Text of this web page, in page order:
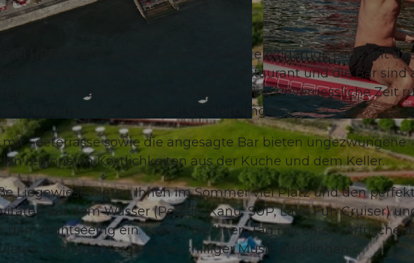
© swisshotel
HERMITAGE Lake Lucerne hat eine einzigartige Lage mit
Alle Zimmer, das Restaurant und die Bar sind
ausgerichtet, so dass Sie eine unvergessliche Zeit
Luzerner Innenstadt bei uns verbringen.
Seeterrasse sowie die angesagte Bar bieten ungezwungene
regionalen Köstlichkeiten aus der Küche und dem Keller.
Liegewiese bieten Ihnen im Sommer viel Platz und den
auf dem Wasser (Pedalo, Kanu, SUP, Lake Fun Cruiser)
dem Sightseeing ein. Lassen Sie Ihren Tag mit einem
Sonnenuntergang bei chilliger Musik ausklingen.